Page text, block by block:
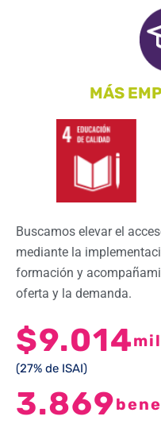
MÁS
Buscamos elevar el
mediante la
formación y
oferta y la demanda.
$9.014
(27% de ISAI)
3.869